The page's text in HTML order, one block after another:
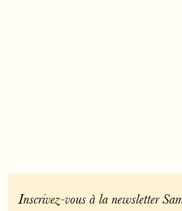
Inscrivez-vous à la newsletter